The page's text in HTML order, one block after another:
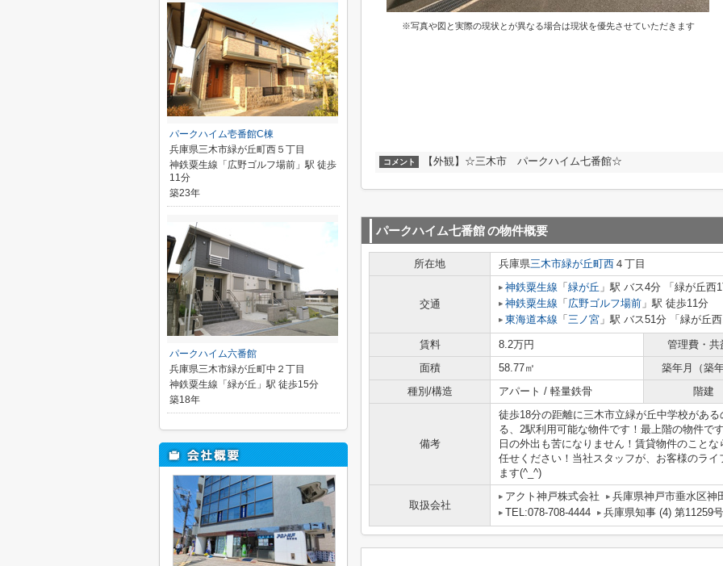
※写真や図と実際の現状とが異なる場合は現状を優先させていただきます
コメント 【外観】☆三木市 パークハイム七番館☆
パークハイム七番館の物件概要
所在地 兵庫県三木市緑が丘町西 ４丁目
交通
神鉄粟生線 「 緑が丘 」駅 バス4分 「緑が丘西
神鉄粟生線 「 広野ゴルフ場前 」駅 徒歩11分
東海道本線 「 三ノ宮 」駅 バス51分 「緑が丘
賃料 8.2万円
管理費・共
面積
58.77㎡
築年月（築
種別/構造
アパート / 軽量鉄骨 階建
備考
徒歩18分の距離に三木市立緑が丘中学校があ
る、2駅利用可能な物件です！最上階の物件で
日の外出も苦になりません！賃貸物件のこと
任せください！当社スタッフが、お客様のラ
ます(^_^)
取扱会社
アクト神戸株式会社
兵庫県神戸市垂水区神
TEL:078-708-4444
兵庫県知事 (4) 第11259号
パークハイム壱番館C棟
兵庫県三木市緑が丘町西５丁目
神鉄粟生線「広野ゴルフ場前」駅 徒歩
11分
築23年
パークハイム六番館
兵庫県三木市緑が丘町中２丁目
神鉄粟生線「緑が丘」駅 徒歩15分
築18年